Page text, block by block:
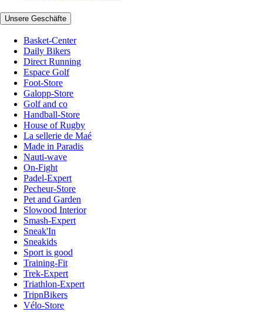
Unsere Geschäfte
Basket-Center
Daily Bikers
Direct Running
Espace Golf
Foot-Store
Galopp-Store
Golf and co
Handball-Store
House of Rugby
La sellerie de Maé
Made in Paradis
Nauti-wave
On-Fight
Padel-Expert
Pecheur-Store
Pet and Garden
Slowood Interior
Smash-Expert
Sneak'In
Sneakids
Sport is good
Training-Fit
Trek-Expert
Triathlon-Expert
TripnBikers
Vélo-Store